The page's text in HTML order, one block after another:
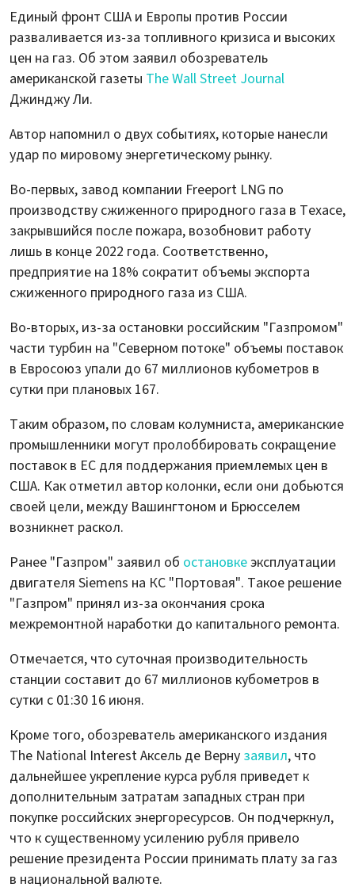
Единый фронт США и Европы против России
разваливается из-за топливного кризиса и высоких
цен на газ. Об этом заявил обозреватель
американской газеты The Wall Street Journal
Джинджу Ли.
Автор напомнил о двух событиях, которые нанесли
удар по мировому энергетическому рынку.
Во-первых, завод компании Freeport LNG по
производству сжиженного природного газа в Техасе,
закрывшийся после пожара, возобновит работу
лишь в конце 2022 года. Соответственно,
предприятие на 18% сократит объемы экспорта
сжиженного природного газа из США.
Во-вторых, из-за остановки российским "Газпромом"
части турбин на "Северном потоке" объемы поставок
в Евросоюз упали до 67 миллионов кубометров в
сутки при плановых 167.
Таким образом, по словам колумниста, американские
промышленники могут пролоббировать сокращение
поставок в ЕС для поддержания приемлемых цен в
США. Как отметил автор колонки, если они добьются
своей цели, между Вашингтоном и Брюсселем
возникнет раскол.
Ранее "Газпром" заявил об остановкеэксплуатации
двигателя Siemens на КС "Портовая". Такое решение
"Газпром" принял из-за окончания срока
межремонтной наработки до капитального ремонта.
Отмечается, что суточная производительность
станции составит до 67 миллионов кубометров в
сутки с 01:30 16 июня.
Кроме того, обозреватель американского издания
The National Interest Аксель де Верну заявил, что
дальнейшее укрепление курса рубля приведет к
дополнительным затратам западных стран при
покупке российских энергоресурсов. Он подчеркнул,
что к существенному усилению рубля привело
решение президента России принимать плату за газ
в национальной валюте.